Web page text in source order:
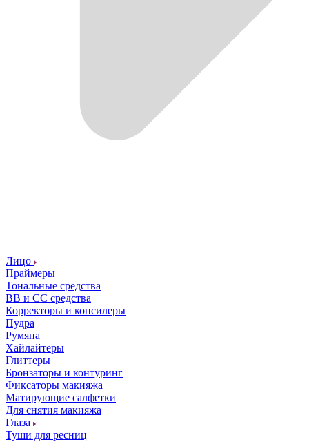
Лицо
Праймеры
Тональные средства
ВВ и СС средства
Корректоры и консилеры
Пудра
Румяна
Хайлайтеры
Глиттеры
Бронзаторы и контуринг
Фиксаторы макияжа
Матирующие салфетки
Для снятия макияжа
Глаза
Туши для ресниц